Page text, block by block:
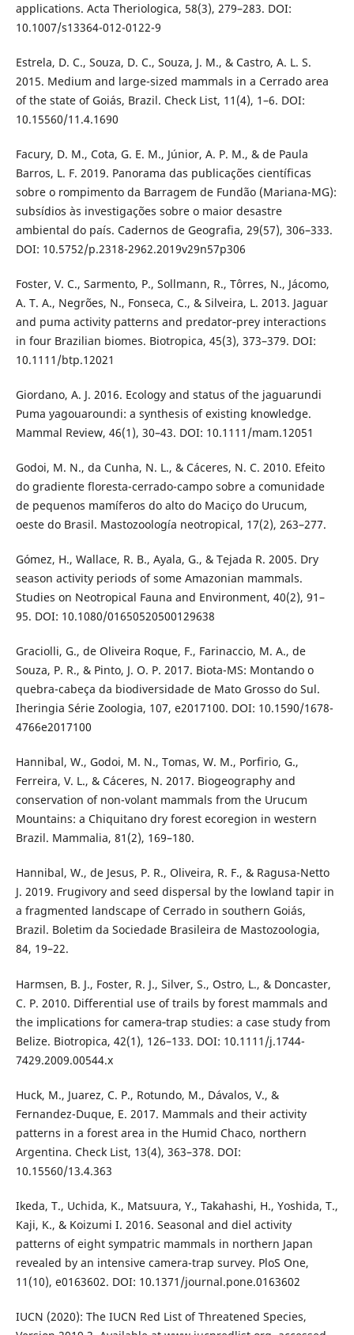
applications. Acta Theriologica, 58(3), 279–283. DOI:
10.1007/s13364-012-0122-9
Estrela, D. C., Souza, D. C., Souza, J. M., & Castro, A. L. S.
2015. Medium and large-sized mammals in a Cerrado area
of the state of Goiás, Brazil. Check List, 11(4), 1–6. DOI:
10.15560/11.4.1690
Facury, D. M., Cota, G. E. M., Júnior, A. P. M., & de Paula
Barros, L. F. 2019. Panorama das publicações científicas
sobre o rompimento da Barragem de Fundão (Mariana-MG):
subsídios às investigações sobre o maior desastre
ambiental do país. Cadernos de Geografia, 29(57), 306–333.
DOI: 10.5752/p.2318-2962.2019v29n57p306
Foster, V. C., Sarmento, P., Sollmann, R., Tôrres, N., Jácomo,
A. T. A., Negrões, N., Fonseca, C., & Silveira, L. 2013. Jaguar
and puma activity patterns and predator‐prey interactions
in four Brazilian biomes. Biotropica, 45(3), 373–379. DOI:
10.1111/btp.12021
Giordano, A. J. 2016. Ecology and status of the jaguarundi
Puma yagouaroundi: a synthesis of existing knowledge.
Mammal Review, 46(1), 30–43. DOI: 10.1111/mam.12051
Godoi, M. N., da Cunha, N. L., & Cáceres, N. C. 2010. Efeito
do gradiente floresta-cerrado-campo sobre a comunidade
de pequenos mamíferos do alto do Maciço do Urucum,
oeste do Brasil. Mastozoología neotropical, 17(2), 263–277.
Gómez, H., Wallace, R. B., Ayala, G., & Tejada R. 2005. Dry
season activity periods of some Amazonian mammals.
Studies on Neotropical Fauna and Environment, 40(2), 91–
95. DOI: 10.1080/01650520500129638
Graciolli, G., de Oliveira Roque, F., Farinaccio, M. A., de
Souza, P. R., & Pinto, J. O. P. 2017. Biota-MS: Montando o
quebra-cabeça da biodiversidade de Mato Grosso do Sul.
Iheringia Série Zoologia, 107, e2017100. DOI: 10.1590/1678-
4766e2017100
Hannibal, W., Godoi, M. N., Tomas, W. M., Porfirio, G.,
Ferreira, V. L., & Cáceres, N. 2017. Biogeography and
conservation of non-volant mammals from the Urucum
Mountains: a Chiquitano dry forest ecoregion in western
Brazil. Mammalia, 81(2), 169–180.
Hannibal, W., de Jesus, P. R., Oliveira, R. F., & Ragusa-Netto
J. 2019. Frugivory and seed dispersal by the lowland tapir in
a fragmented landscape of Cerrado in southern Goiás,
Brazil. Boletim da Sociedade Brasileira de Mastozoologia,
84, 19–22.
Harmsen, B. J., Foster, R. J., Silver, S., Ostro, L., & Doncaster,
C. P. 2010. Differential use of trails by forest mammals and
the implications for camera‐trap studies: a case study from
Belize. Biotropica, 42(1), 126–133. DOI: 10.1111/j.1744-
7429.2009.00544.x
Huck, M., Juarez, C. P., Rotundo, M., Dávalos, V., &
Fernandez-Duque, E. 2017. Mammals and their activity
patterns in a forest area in the Humid Chaco, northern
Argentina. Check List, 13(4), 363–378. DOI:
10.15560/13.4.363
Ikeda, T., Uchida, K., Matsuura, Y., Takahashi, H., Yoshida, T.,
Kaji, K., & Koizumi I. 2016. Seasonal and diel activity
patterns of eight sympatric mammals in northern Japan
revealed by an intensive camera-trap survey. PloS One,
11(10), e0163602. DOI: 10.1371/journal.pone.0163602
IUCN (2020): The IUCN Red List of Threatened Species,